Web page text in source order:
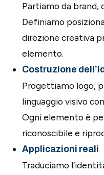
Partiamo da
Definiamo
direzione creativa
elemento.
Costruzione
Progettiamo logo,
linguaggio visivo
Ogni elemento è
riconoscibile e
Applicazioni reali
Traduciamo